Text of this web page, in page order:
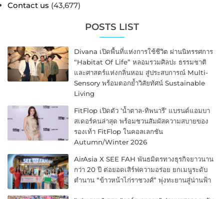
Contact us (43,677)
POSTS LIST
Divana เปิดพื้นที่แห่งการใช้ชีวิต ผ่านนิทรรศการ
“Habitat Of Life” หลอมรวมศิลปะ ธรรมชาติ
และศาสตร์แห่งกลิ่นหอม สู่ประสบการณ์ Multi-
Sensory พร้อมตอกย้ำวิสัยทัศน์ Sustainable
Living
FitFlop เปิดตัว ‘น้ำตาล-ทิพนารี’ แบรนด์แอมบา
สเดอร์คนล่าสุด พร้อมชวนสัมผัสความสบายของ
รองเท้า FitFlop ในคอลเลกชัน
Autumn/Winter 2026
AirAsia X SEE FAH พันธมิตรทางธุรกิจยาวนาน
กว่า 20 ปี ต่อยอดเสิร์ฟความอร่อย ยกเมนูระดับ
ตำนาน “ข้าวหน้าไก่ราชวงศ์” พุ่งทะยานสู่น่านฟ้า